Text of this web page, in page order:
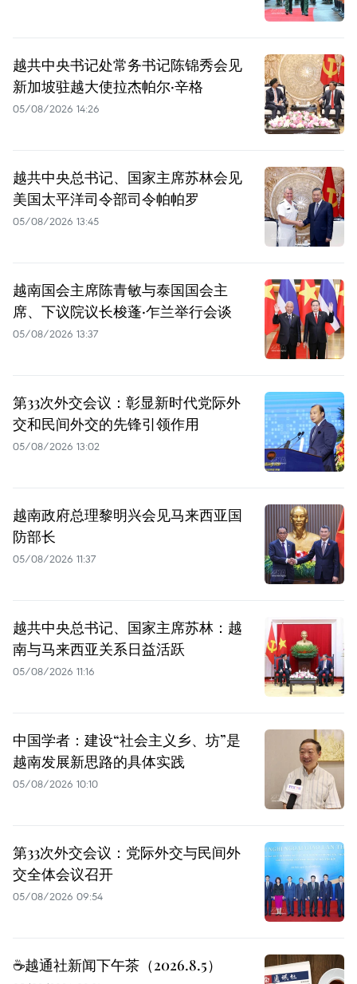
越共中央书记处常务书记陈锦秀会见
新加坡驻越大使拉杰帕尔·辛格
05/08/2026 14:26
越共中央总书记、国家主席苏林会见
美国太平洋司令部司令帕帕罗
05/08/2026 13:45
越南国会主席陈青敏与泰国国会主
席、下议院议长梭蓬·乍兰举行会谈
05/08/2026 13:37
第33次外交会议：彰显新时代党际外
交和民间外交的先锋引领作用
05/08/2026 13:02
越南政府总理黎明兴会见马来西亚国
防部长
05/08/2026 11:37
越共中央总书记、国家主席苏林：越
南与马来西亚关系日益活跃
05/08/2026 11:16
中国学者：建设“社会主义乡、坊”是
越南发展新思路的具体实践
05/08/2026 10:10
第33次外交会议：党际外交与民间外
交全体会议召开
05/08/2026 09:54
☕️越通社新闻下午茶（2026.8.5）